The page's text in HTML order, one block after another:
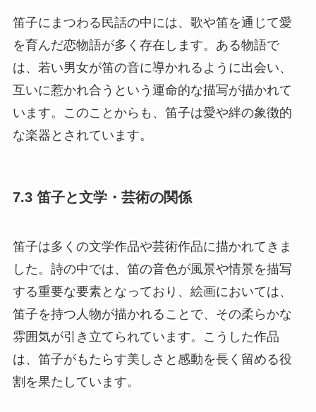
笛子にまつわる民話の中には、歌や笛を通じて愛
を育んだ恋物語が多く存在します。ある物語で
は、若い男女が笛の音に導かれるように出会い、
互いに惹かれ合うという運命的な描写が描かれて
います。このことからも、笛子は愛や絆の象徴的
な楽器とされています。
7.3 笛子と文学・芸術の関係
笛子は多くの文学作品や芸術作品に描かれてきま
した。詩の中では、笛の音色が風景や情景を描写
する重要な要素となっており、絵画においては、
笛子を持つ人物が描かれることで、その柔らかな
雰囲気が引き立てられています。こうした作品
は、笛子がもたらす美しさと感動を長く留める役
割を果たしています。